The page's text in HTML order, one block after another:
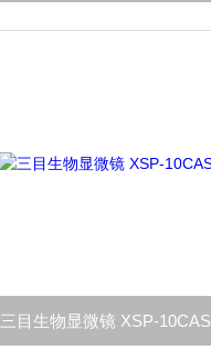
三目生物显微镜 XSP-10CAS